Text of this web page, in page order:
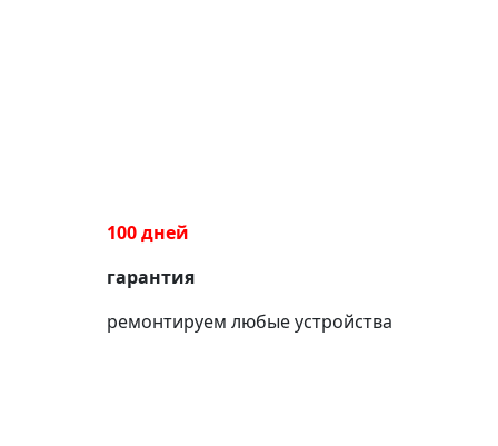
100 дней
гарантия
ремонтируем любые устройства